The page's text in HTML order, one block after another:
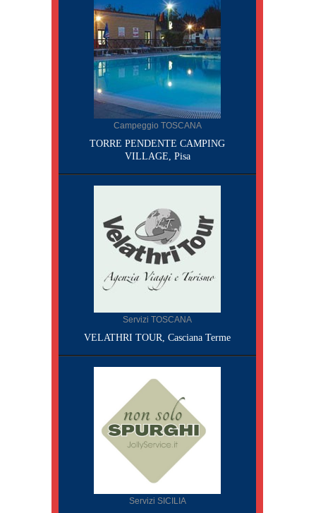
Campeggio TOSCANA
TORRE PENDENTE CAMPING
VILLAGE, Pisa
Servizi TOSCANA
VELATHRI TOUR, Casciana Terme
Servizi SICILIA